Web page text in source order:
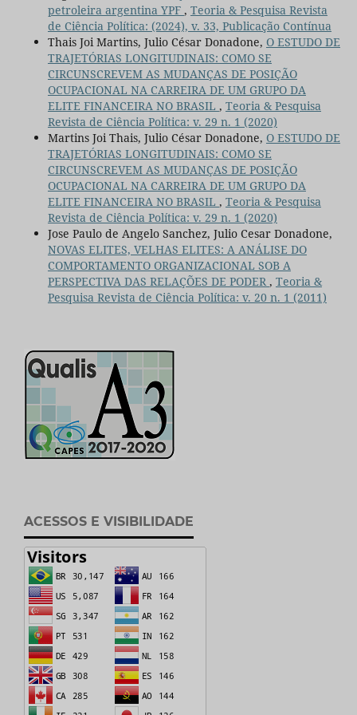
petroleira argentina YPF , Teoria & Pesquisa Revista
de Ciência Política: (2024), v. 33, Publicação Contínua
Thais Joi Martins, Julio César Donadone, O ESTUDO DE
TRAJETÓRIAS LONGITUDINAIS: COMO SE
CIRCUNSCREVEM AS MUDANÇAS DE POSIÇÃO
OCUPACIONAL NA CARREIRA DE UM GRUPO DA
ELITE FINANCEIRA NO BRASIL , Teoria & Pesquisa
Revista de Ciência Política: v. 29 n. 1 (2020)
Martins Joi Thais, Julio César Donadone, O ESTUDO DE
TRAJETÓRIAS LONGITUDINAIS: COMO SE
CIRCUNSCREVEM AS MUDANÇAS DE POSIÇÃO
OCUPACIONAL NA CARREIRA DE UM GRUPO DA
ELITE FINANCEIRA NO BRASIL , Teoria & Pesquisa
Revista de Ciência Política: v. 29 n. 1 (2020)
Jose Paulo de Angelo Sanchez, Julio Cesar Donadone,
NOVAS ELITES, VELHAS ELITES: A ANÁLISE DO
COMPORTAMENTO ORGANIZACIONAL SOB A
PERSPECTIVA DAS RELAÇÕES DE PODER , Teoria &
Pesquisa Revista de Ciência Política: v. 20 n. 1 (2011)
ACESSOS E VISIBILIDADE